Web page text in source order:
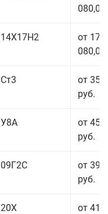
080,00
14Х17Н2
от 178
080,00
Ст3
от 35
руб.
У8А
от 45
руб.
09Г2С
от 39
руб.
20Х
от 41